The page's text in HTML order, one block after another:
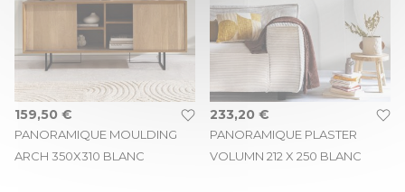
PANORAMIQUE MOULDING
ARCH 350X310 BLANC
159,50 €
PANORAMIQUE PLASTER
VOLUMN 212 X 250 BLANC
233,20 €